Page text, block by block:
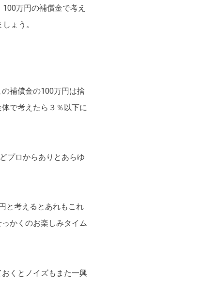
万円の補償金で考え
ょう。
補償金の100万円は捨
で考えたら３％以下に
プロからありとあらゆ
と考えるとあれもこれ
かくのお楽しみタイム
くとノイズもまた一興